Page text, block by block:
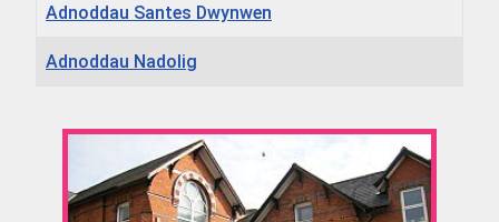
Adnoddau Santes Dwynwen
Adnoddau Nadolig